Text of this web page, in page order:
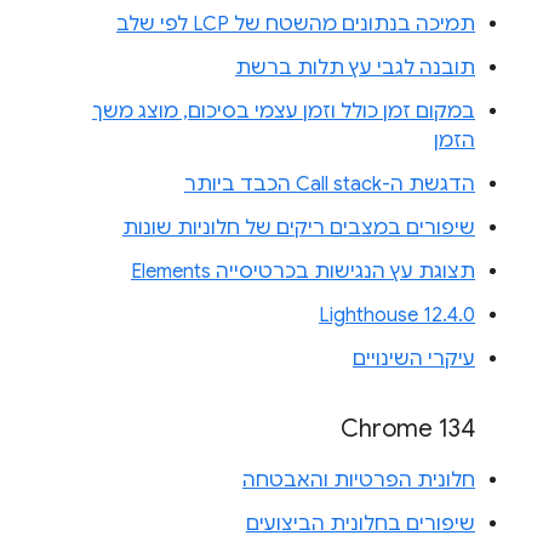
תמיכה בנתונים מהשטח של LCP לפי שלב
תובנה לגבי עץ תלות ברשת
במקום זמן כולל וזמן עצמי בסיכום, מוצג משך
הזמן
הדגשת ה-Call stack הכבד ביותר
שיפורים במצבים ריקים של חלוניות שונות
תצוגת עץ הנגישות בכרטיסייה Elements
Lighthouse 12.4.0
עיקרי השינויים
Chrome 134
חלונית הפרטיות והאבטחה
שיפורים בחלונית הביצועים